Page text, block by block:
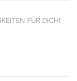
FÜR DICH!